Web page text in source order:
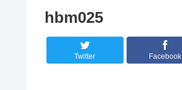
hbm025
Twitter Facebook